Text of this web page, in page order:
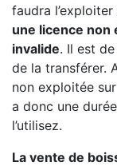
faudra
une licence non
invalide. Il est
de la transférer.
non exploitée
a donc une
l’utilisez.
La vente de